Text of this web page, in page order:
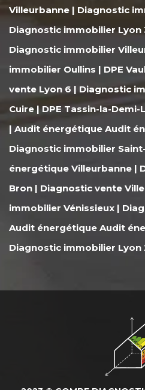
Villeurbanne | Diagnostic
Diagnostic immobilier Lyon
Diagnostic immobilier
immobilier Oullins | DPE
vente Lyon 6 | Diagnostic
Cuire |DPE Tassin-la-Demi-
| Audit énergétique Audit
Diagnostic immobilier
énergétique Villeurbanne |
Bron | Diagnostic vente
immobilier Vénissieux |
Audit énergétique Audit
Diagnostic immobilier Lyon